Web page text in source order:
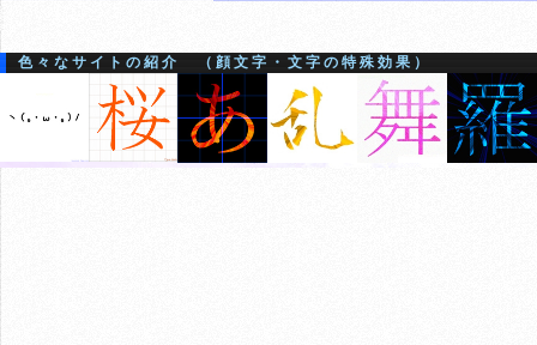
色々なサイトの紹介 （顔文字・文字の特殊効果）